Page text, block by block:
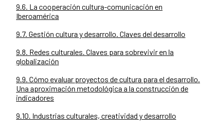
9.6. La cooperación cultura-comunicación en
Iberoamérica
9.7. Gestión cultura y desarrollo. Claves del desarrollo
9.8. Redes culturales. Claves para sobrevivir en la
globalización
9.9. Cómo evaluar proyectos de cultura para el desarrollo.
Una aproximación metodológica a la construcción de
indicadores
9.10. Industrias culturales, creatividad y desarrollo